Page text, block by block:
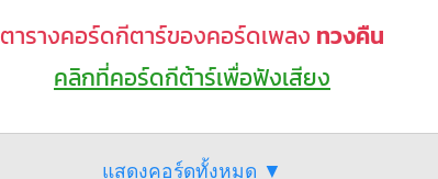
ตารางคอร์ดกีตาร์ของคอร์ดเพลง ทวงคืน
คลิกที่คอร์ดกีต้าร์เพื่อฟังเสียง
แสดงคอร์ดทั้งหมด ▼